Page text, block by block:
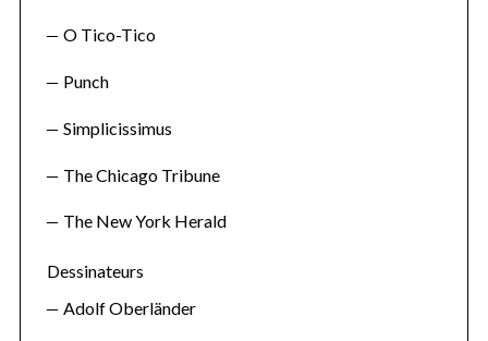
O Tico-Tico
Punch
Simplicissimus
The Chicago Tribune
The New York Herald
Dessinateurs
Adolf Oberländer